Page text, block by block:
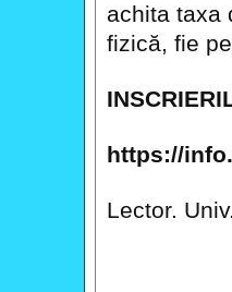
achita taxa
fizică, fie
https://
Lector.